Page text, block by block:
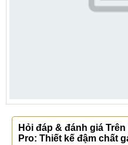
Hỏi đáp & đánh giá
Pro: Thiết kế đậm chất